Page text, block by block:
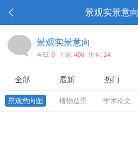
景观实景意向
景观实景意向
今日: 0 主题: 400 排名: 14
全部 最新 热门
景观意向图 植物造景 学术论文